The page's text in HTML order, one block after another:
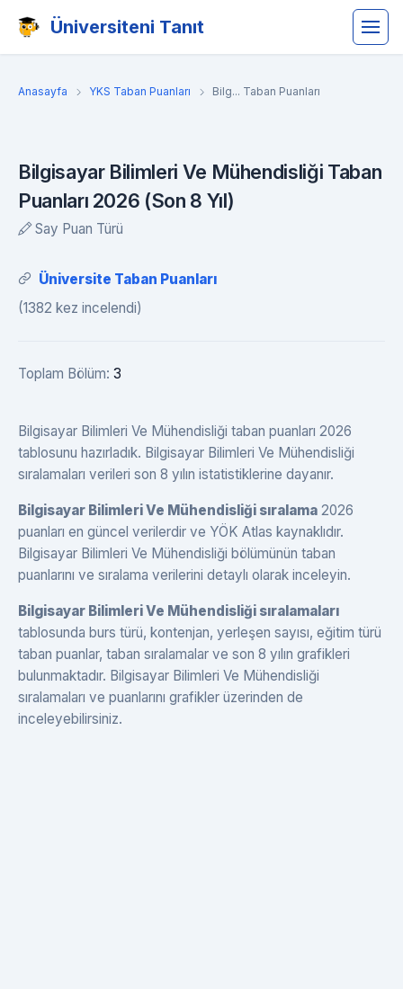
Üniversiteni Tanıt
Anasayfa YKS Taban Puanları Bilg... Taban Puanları
Bilgisayar Bilimleri Ve Mühendisliği Taban
Puanları 2026 (Son 8 Yıl)
Say Puan Türü
Üniversite Taban Puanları
(1382 kez incelendi)
Toplam Bölüm: 3
Bilgisayar Bilimleri Ve Mühendisliği taban puanları 2026
tablosunu hazırladık. Bilgisayar Bilimleri Ve Mühendisliği
sıralamaları verileri son 8 yılın istatistiklerine dayanır.
Bilgisayar Bilimleri Ve Mühendisliği sıralama 2026
puanları en güncel verilerdir ve YÖK Atlas kaynaklıdır.
Bilgisayar Bilimleri Ve Mühendisliği bölümünün taban
puanlarını ve sıralama verilerini detaylı olarak inceleyin.
Bilgisayar Bilimleri Ve Mühendisliği sıralamaları
tablosunda burs türü, kontenjan, yerleşen sayısı, eğitim türü
taban puanlar, taban sıralamalar ve son 8 yılın grafikleri
bulunmaktadır. Bilgisayar Bilimleri Ve Mühendisliği
sıralamaları ve puanlarını grafikler üzerinden de
inceleyebilirsiniz.